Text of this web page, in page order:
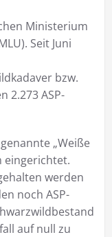
Ministerium
Seit Juni
bzw.
2.273 ASP-
„Weiße
eingerichtet.
werden
noch ASP-
auf null zu